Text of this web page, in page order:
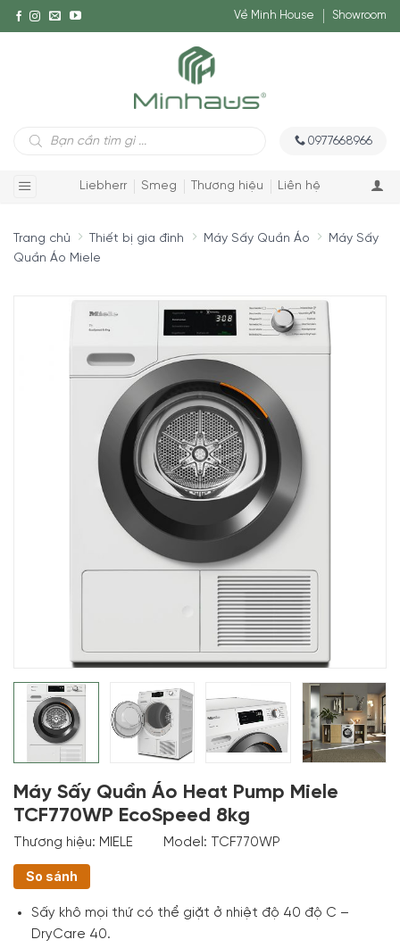
Về Minh House Showroom
Tìm
kiếm
0977668966
Liebherr Smeg Thương hiệu Liên hệ
Trang chủ Thiết bị gia đình Máy Sấy Quần Áo
Máy Sấy
Quần Áo Miele
Máy Sấy Quần Áo Heat Pump Miele
TCF770WP EcoSpeed 8kg
Thương hiệu: MIELE Model: TCF770WP
So sánh
Sấy khô mọi thứ có thể giặt ở nhiệt độ 40 độ C –
DryCare 40.